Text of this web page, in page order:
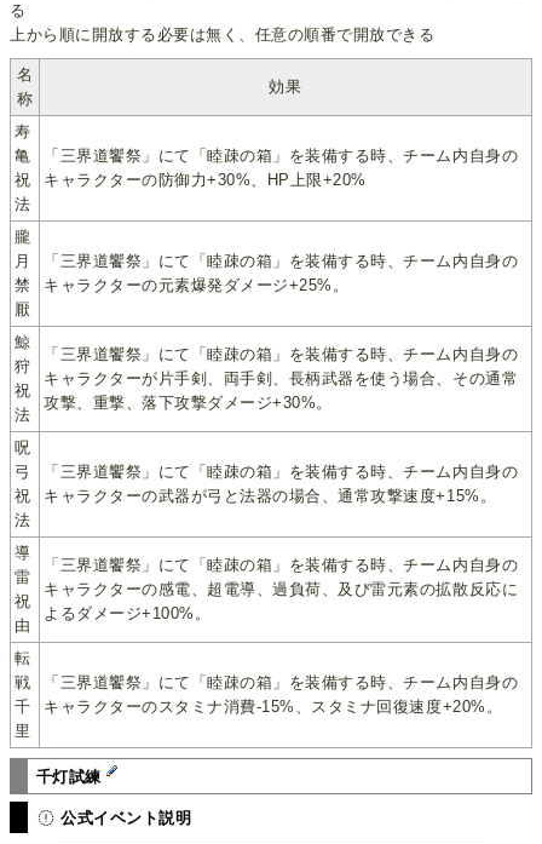
る
上から順に開放する必要は無く、任意の順番で開放できる
名
称
効果
寿
亀
祝
法
「三界道饗祭」にて「睦疎の箱」を装備する時、チーム内自身の
キャラクターの防御力+30%、HP上限+20%
朧
月
禁
厭
「三界道饗祭」にて「睦疎の箱」を装備する時、チーム内自身の
キャラクターの元素爆発ダメージ+25%。
鯨
狩
祝
法
「三界道饗祭」にて「睦疎の箱」を装備する時、チーム内自身の
キャラクターが片手剣、両手剣、長柄武器を使う場合、その通常
攻撃、重撃、落下攻撃ダメージ+30%。
呪
弓
祝
法
「三界道饗祭」にて「睦疎の箱」を装備する時、チーム内自身の
キャラクターの武器が弓と法器の場合、通常攻撃速度+15%。
導
雷
祝
由
「三界道饗祭」にて「睦疎の箱」を装備する時、チーム内自身の
キャラクターの感電、超電導、過負荷、及び雷元素の拡散反応に
よるダメージ+100%。
転
戦
千
里
「三界道饗祭」にて「睦疎の箱」を装備する時、チーム内自身の
キャラクターのスタミナ消費-15%、スタミナ回復速度+20%。
千灯試練
公式イベント説明